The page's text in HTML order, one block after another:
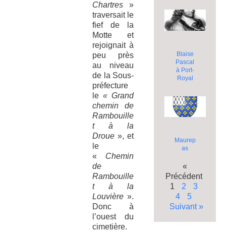
Chartres»
traversait le
fief de la
Motte et
rejoignait à
peu près
au niveau
de la Sous-
préfecture
le« Grand
chemin de
Rambouille
t à la
Droue», et
le
« Chemin
de
Rambouille
t à la
Louvière».
Donc à
l’ouest du
cimetière.
Blaise
Pascal
à Port-
Royal
Maurep
as
«
Précédent
1
2
3
4
5
Suivant »